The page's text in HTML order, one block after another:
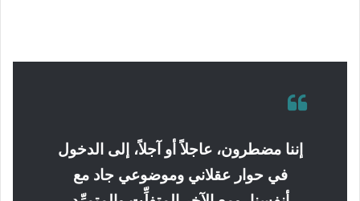
إننا مضطرون، عاجلاً أو آجلاً، إلى الدخول
في حوار عقلاني وموضوعي جاد مع